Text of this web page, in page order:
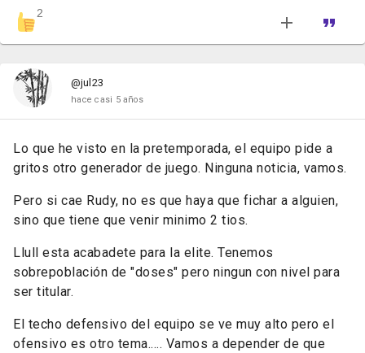
2
@jul23
hace casi 5 años
Lo que he visto en la pretemporada, el equipo pide a
gritos otro generador de juego. Ninguna noticia, vamos.
Pero si cae Rudy, no es que haya que fichar a alguien,
sino que tiene que venir minimo 2 tios.
Llull esta acabadete para la elite. Tenemos
sobrepoblación de "doses" pero ningun con nivel para
ser titular.
El techo defensivo del equipo se ve muy alto pero el
ofensivo es otro tema..... Vamos a depender de que